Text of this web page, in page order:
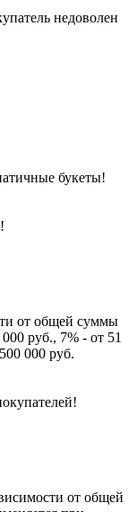
недоволен
букеты!
от общей суммы
руб., 7% - от 51
000 руб.
от общей